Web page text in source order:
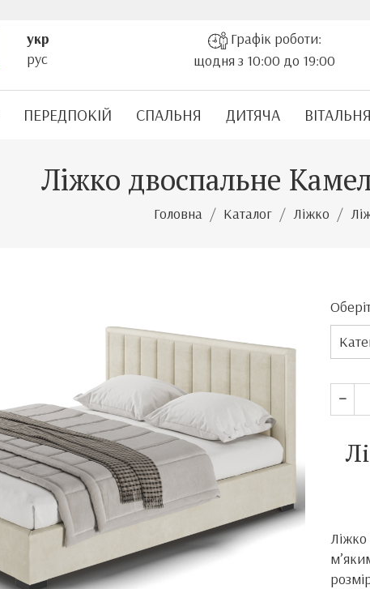
укр
рус
Графік роботи:
щодня з 10:00 до 19:00
ПЕРЕДПОКІЙ СПАЛЬНЯ ДИТЯЧА ВІТАЛЬНЯ
Ліжко двоспальне
Головна Каталог Ліжко